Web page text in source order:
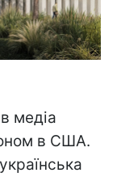
медіа
в США.